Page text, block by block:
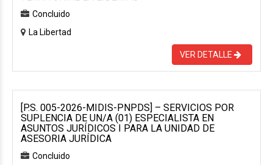
Concluido
La Libertad
VER DETALLE
[P.S. 005-2026-MIDIS-PNPDS] – SERVICIOS POR
SUPLENCIA DE UN/A (01) ESPECIALISTA EN
ASUNTOS JURÍDICOS I PARA LA UNIDAD DE
ASESORIA JURÍDICA
Concluido